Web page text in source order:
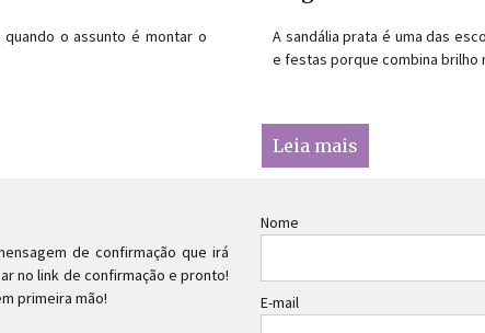
o assunto é montar o
A sandália prata é uma das
e festas porque combina
Leia mais
de confirmação que irá
no link de confirmação e pronto!
primeira mão!
Nome
E-mail